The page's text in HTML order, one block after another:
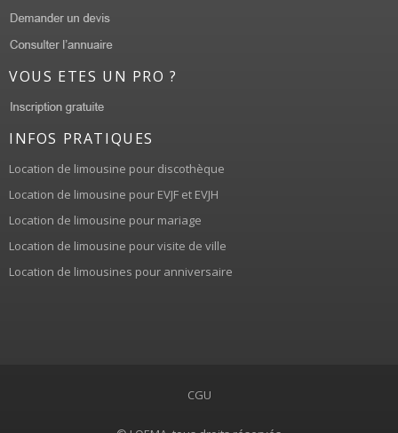
VOUS ETES UN PRO ?
INFOS PRATIQUES
Location de limousine pour discothèque
Location de limousine pour EVJF et EVJH
Location de limousine pour mariage
Location de limousine pour visite de ville
Location de limousines pour anniversaire
CGU